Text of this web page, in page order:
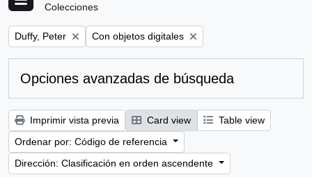
Colecciones
Remove filter:
Duffy, Peter Remove filter:
Con objetos digitales
Opciones avanzadas de búsqueda
Imprimir vista previa Card view
Table view
Ordenar por: Código de referencia
Dirección: Clasificación en orden ascendente